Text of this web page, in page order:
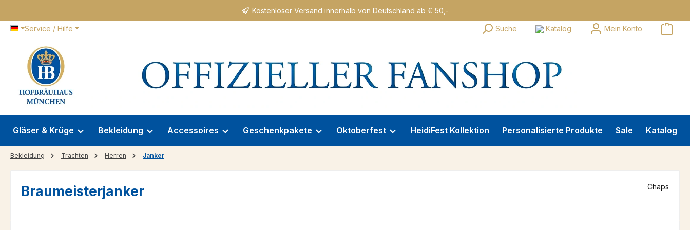
Kostenloser Versand innerhalb von Deutschland ab € 50,-
Service / Hilfe Suche Katalog Mein Konto
Gläser & Krüge Bekleidung Accessoires Geschenkpakete Oktoberfest HeidiFest Kollektion Personalisierte Produkte Sale Katalog
Bekleidung Trachten Herren Janker
Braumeisterjanker Chaps